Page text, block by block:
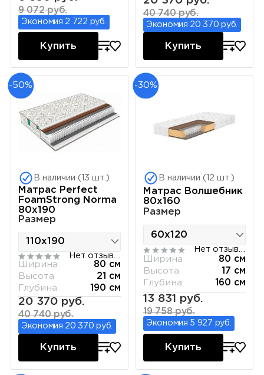
9 072 руб.
Экономия 2 722 руб.
Купить
40 740 руб.
Экономия 20 370 руб.
Купить
-50%
В наличии (13 шт.)
Матрас Perfect
FoamStrong Norma
80х190
Размер
Ширина
80 см
Высота
21 см
Глубина
190 см
20 370 руб.
40 740 руб.
Экономия 20 370 руб.
Купить
-30%
В наличии (12 шт.)
Матрас Волшебник
80х160
Размер
Ширина
80 см
Высота
17 см
Глубина
160 см
13 831 руб.
19 758 руб.
Экономия 5 927 руб.
Купить